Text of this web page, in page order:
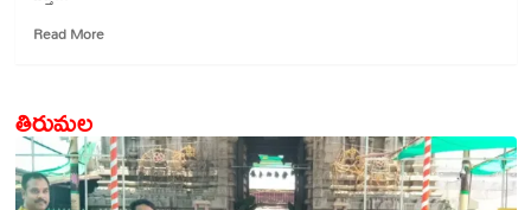
Read MoreRead
దూరంలో
దీప్తి
శర్మ..
తిరుమల